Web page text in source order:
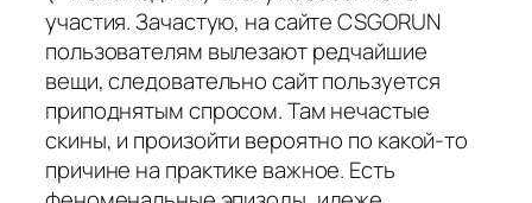
участия. Зачастую, на сайте CSGORUN
пользователям вылезают редчайшие
вещи, следовательно сайт пользуется
приподнятым спросом. Там нечастые
скины, и произойти вероятно по какой-то
причине на практике важное. Есть